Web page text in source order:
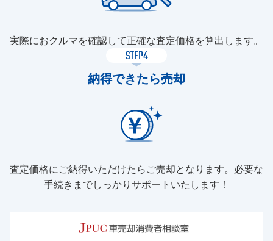
実際におクルマを確認して正確な査定価格を算出します。
STEP4
納得できたら売却
査定価格にご納得いただけたらご売却となります。必要な
手続きまでしっかりサポートいたします！